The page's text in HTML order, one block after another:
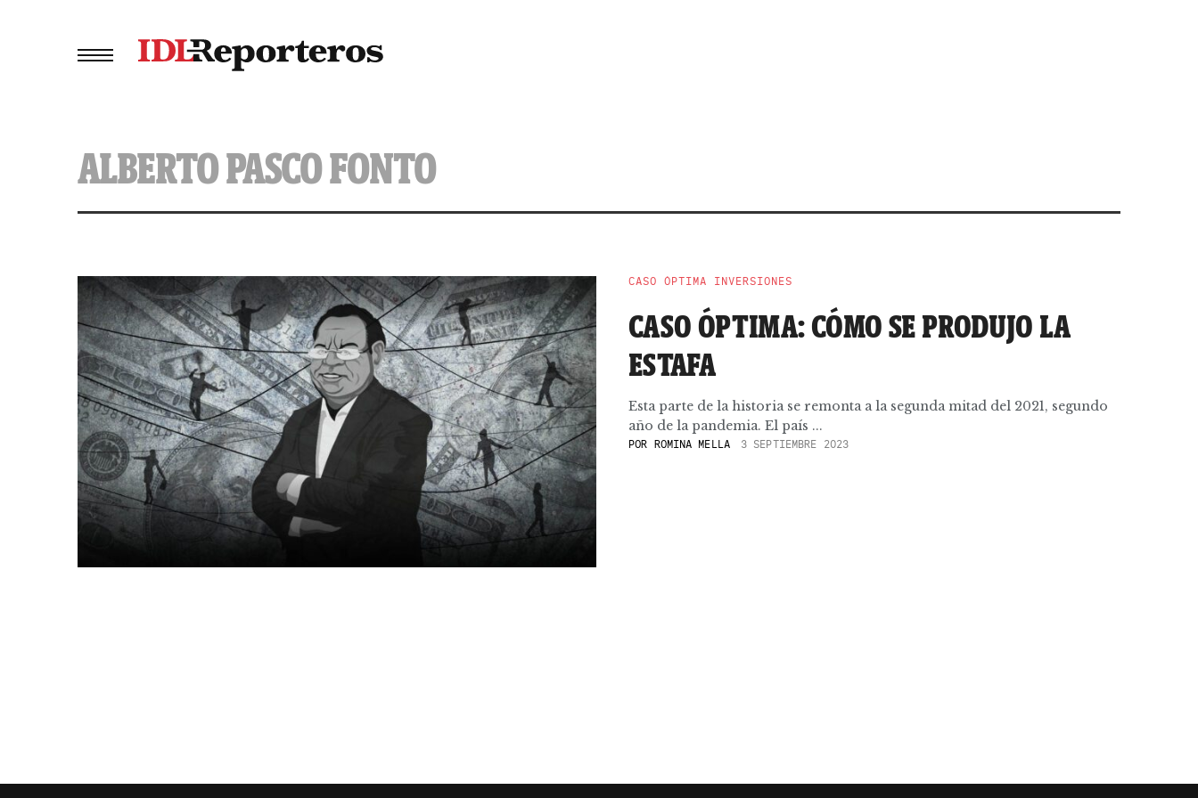
ALBERTO PASCO FONTO
CASO ÓPTIMA INVERSIONES
CASO ÓPTIMA: CÓMO SE PRODUJO LA
ESTAFA
Esta parte de la historia se remonta a la segunda mitad del 2021, segundo
año de la pandemia. El país ...
POR ROMINA MELLA 3 SEPTIEMBRE 2023